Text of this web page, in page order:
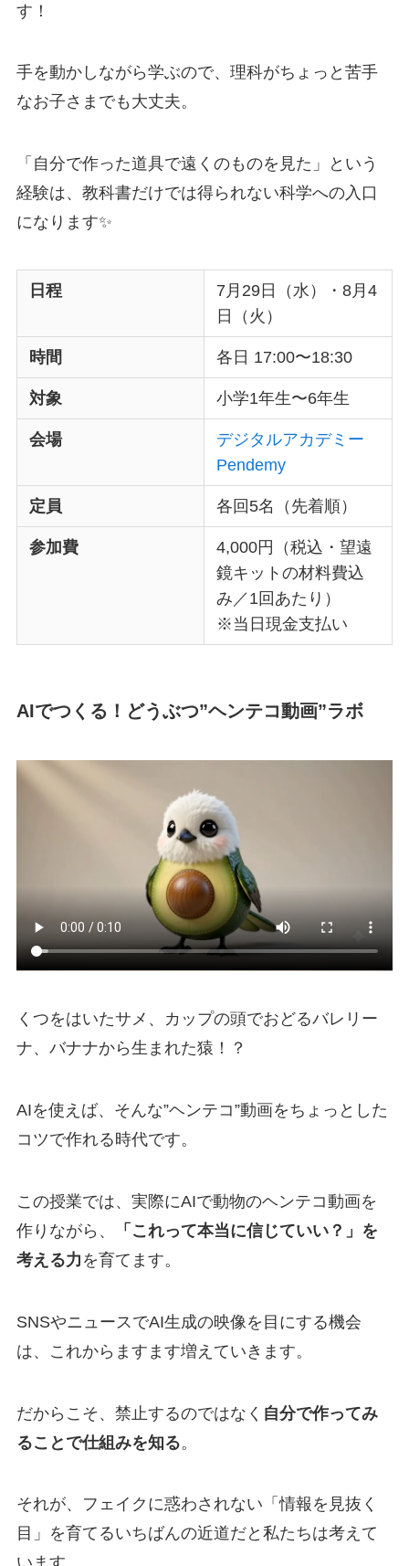
す！
手を動かしながら学ぶので、理科がちょっと苦手
なお子さまでも大丈夫。
「自分で作った道具で遠くのものを見た」という
経験は、教科書だけでは得られない科学への入口
になります✨
日程
7月29日（水）・8月4
日（火）
時間 各日 17:00〜18:30
対象 小学1年生〜6年生
会場
デジタルアカデミー
Pendemy
定員 各回5名（先着順）
参加費
4,000円（税込・望遠
鏡キットの材料費込
み／1回あたり）
※当日現金支払い
AIでつくる！どうぶつ”ヘンテコ動画”ラボ
くつをはいたサメ、カップの頭でおどるバレリー
ナ、バナナから生まれた猿！？
AIを使えば、そんな”ヘンテコ”動画をちょっとした
コツで作れる時代です。
この授業では、実際にAIで動物のヘンテコ動画を
作りながら、
「これって本当に信じていい？」を
考える力 を育てます。
SNSやニュースでAI生成の映像を目にする機会
は、これからますます増えていきます。
だからこそ、禁止するのではなく 自分で作ってみ
ることで仕組みを知る。
それが、フェイクに惑わされない「情報を見抜く
目」を育てるいちばんの近道だと私たちは考えて